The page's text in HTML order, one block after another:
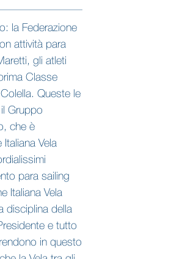
la Federazione
attività para
gli atleti
Classe
Queste le
Gruppo
che è
Vela
para sailing
Italiana Vela
disciplina della
e tutto
in questo